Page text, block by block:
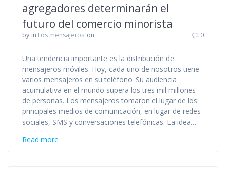
agregadores determinarán el
futuro del comercio minorista
by in Los mensajeros on 0
Una tendencia importante es la distribución de
mensajeros móviles. Hoy, cada uno de nosotros tiene
varios mensajeros en su teléfono. Su audiencia
acumulativa en el mundo supera los tres mil millones
de personas. Los mensajeros tomaron el lugar de los
principales medios de comunicación, en lugar de redes
sociales, SMS y conversaciones telefónicas. La idea…
Read more